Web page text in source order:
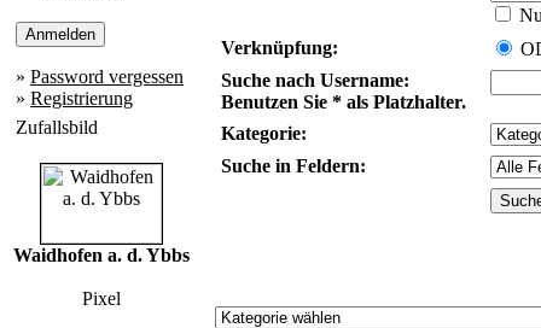
» Password vergessen
» Registrierung
Zufallsbild
Waidhofen a. d. Ybbs
Pixel
Verknüpfung:
Suche nach Username:
Benutzen Sie * als Platzhalter.
Kategorie:
Suche in Feldern: